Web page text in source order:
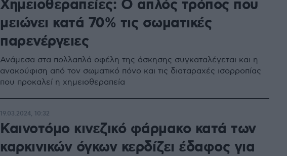
Χημειοθεραπείες: Ο απλός τρόπος που
μειώνει κατά 70% τις σωματικές
παρενέργειες
Ανάμεσα στα πολλαπλά οφέλη της άσκησης συγκαταλέγεται και η
ανακούφιση από τον σωματικό πόνο και τις διαταραχές ισορροπίας
που προκαλεί η χημειοθεραπεία
Καινοτόμο κινεζικό φάρμακο κατά των
καρκινικών όγκων κερδίζει έδαφος για
19.03.2024, 10:32